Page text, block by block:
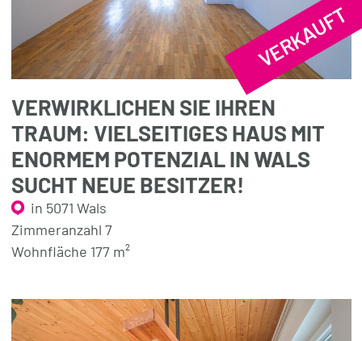
VERKAUFT
VERWIRKLICHEN SIE IHREN
TRAUM: VIELSEITIGES HAUS MIT
ENORMEM POTENZIAL IN WALS
SUCHT NEUE BESITZER!
in 5071 Wals
Zimmeranzahl 7
Wohnfläche 177 m²